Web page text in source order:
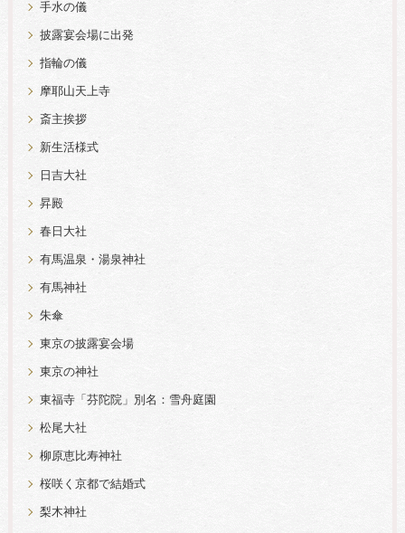
手水の儀
披露宴会場に出発
指輪の儀
摩耶山天上寺
斎主挨拶
新生活様式
日吉大社
昇殿
春日大社
有馬温泉・湯泉神社
有馬神社
朱傘
東京の披露宴会場
東京の神社
東福寺「芬陀院」別名：雪舟庭園
松尾大社
柳原恵比寿神社
桜咲く京都で結婚式
梨木神社